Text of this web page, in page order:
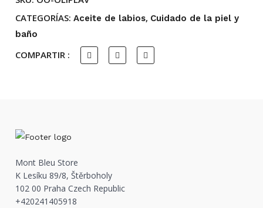
CATEGORÍAS:Aceite de labios, Cuidado de la piel y
baño
COMPARTIR :
Mont Bleu Store
K Lesíku 89/8, Štěrboholy
102 00 Praha Czech Republic
+420241405918